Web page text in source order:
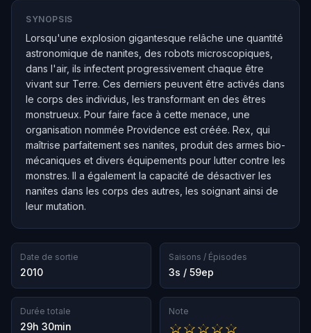
SYNOPSIS
Lorsqu'une explosion gigantesque relâche une quantité
astronomique de nanites, des robots microscopiques,
dans l'air, ils infectent progressivement chaque être
vivant sur Terre. Ces derniers peuvent être activés dans
le corps des individus, les transformant en des êtres
monstrueux. Pour faire face à cette menace, une
organisation nommée Providence est créée. Rex, qui
maîtrise parfaitement ses nanites, produit des armes bio-
mécaniques et divers équipements pour lutter contre les
monstres. Il a également la capacité de désactiver les
nanites dans les corps des autres, les soignant ainsi de
leur mutation.
Date de sortie
2010
Saisons / Épisodes
3s / 59ep
Durée totale
29h 30min
Note